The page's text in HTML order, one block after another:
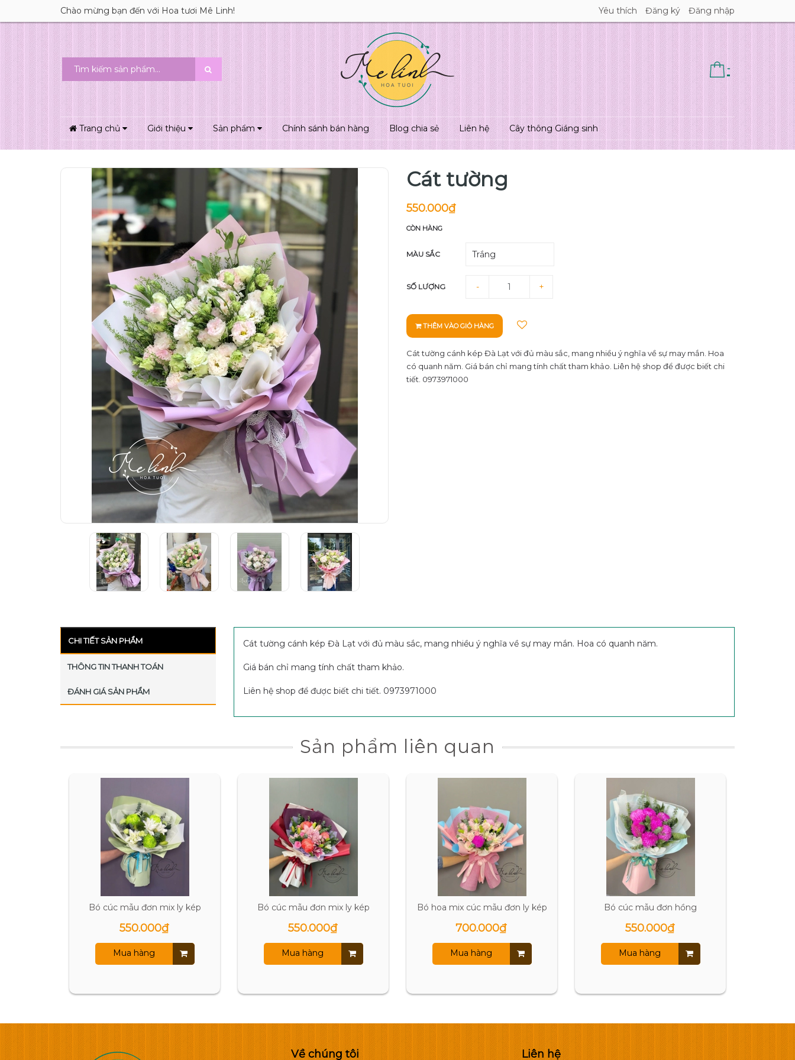
Chào mừng bạn đến với Hoa tươi Mê Linh! Yêu thích Đăng ký Đăng nhập
-
Trang chủ Giới thiệu Sản phẩm Chính sánh bán hàng Blog chia sẻ Liên hệ Cây thông Giáng sinh
Cát tường
550.000₫
CÒN HÀNG
MÀU SẮC
SỐ LƯỢNG - +
THÊM VÀO GIỎ HÀNG
Cát tường cánh kép Đà Lạt với đủ màu sắc, mang nhiều ý nghĩa về sự may mắn. Hoa
có quanh năm. Giá bán chỉ mang tính chất tham khảo. Liên hệ shop để được biết chi
tiết. 0973971000
CHI TIẾT SẢN PHẨM
THÔNG TIN THANH TOÁN
ĐÁNH GIÁ SẢN PHẨM
Cát tường cánh kép Đà Lạt với đủ màu sắc, mang nhiều ý nghĩa về sự may mắn. Hoa có quanh năm.
Giá bán chỉ mang tính chất tham khảo.
Liên hệ shop để được biết chi tiết. 0973971000
Sản phẩm liên quan
Bó cúc mẫu đơn mix ly kép
550.000₫
Mua hàng
Bó cúc mẫu đơn mix ly kép
550.000₫
Mua hàng
Bó hoa mix cúc mẫu đơn ly kép
700.000₫
Mua hàng
Bó cúc mẫu đơn hồng
550.000₫
Mua hàng
Về chúng tôi Liên hệ